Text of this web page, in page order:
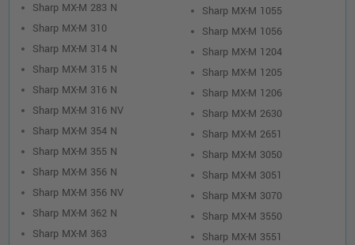
Sharp MX-M 283 N
Sharp MX-M 310
Sharp MX-M 314 N
Sharp MX-M 315 N
Sharp MX-M 316 N
Sharp MX-M 316 NV
Sharp MX-M 354 N
Sharp MX-M 355 N
Sharp MX-M 356 N
Sharp MX-M 356 NV
Sharp MX-M 362 N
Sharp MX-M 363
Sharp MX-M 1055
Sharp MX-M 1056
Sharp MX-M 1204
Sharp MX-M 1205
Sharp MX-M 1206
Sharp MX-M 2630
Sharp MX-M 2651
Sharp MX-M 3050
Sharp MX-M 3051
Sharp MX-M 3070
Sharp MX-M 3550
Sharp MX-M 3551